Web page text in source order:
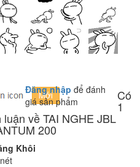
Đăng nhập để đánh
giá sản phẩm
Có
1
luận về TAI NGHE JBL
200
Khôi